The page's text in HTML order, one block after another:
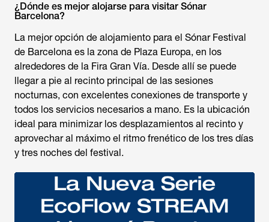
¿Dónde es mejor alojarse para visitar Sónar
Barcelona?
La mejor opción de alojamiento para el Sónar Festival
de Barcelona es la zona de Plaza Europa, en los
alrededores de la Fira Gran Vía. Desde allí se puede
llegar a pie al recinto principal de las sesiones
nocturnas, con excelentes conexiones de transporte y
todos los servicios necesarios a mano. Es la ubicación
ideal para minimizar los desplazamientos al recinto y
aprovechar al máximo el ritmo frenético de los tres días
y tres noches del festival.